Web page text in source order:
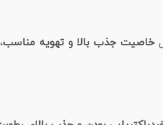
خاصیت جذب بالا و تهویه مناسب